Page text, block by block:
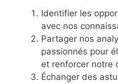
Identifier les
avec nos
Partager nos
passionnés pour
et renforcer notre
Échanger des